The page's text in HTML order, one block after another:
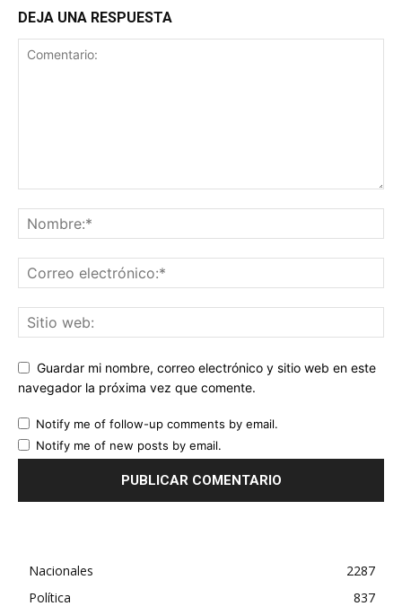
DEJA UNA RESPUESTA
Guardar mi nombre, correo electrónico y sitio web en este
navegador la próxima vez que comente.
Notify me of follow-up comments by email.
Notify me of new posts by email.
Nacionales
2287
Política
837